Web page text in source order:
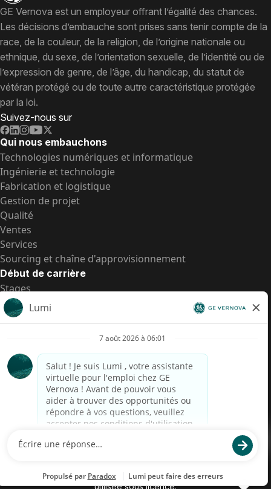
GE Vernova est un employeur offrant l’égalité des chances.
Les décisions d’embauche sont prises sans tenir compte de la
race, de la couleur, de la religion, de l’origine nationale ou
ethnique, du sexe, de l’orientation sexuelle, de l’identité ou de
l’expression de genre, de l’âge, du handicap, du statut de
vétéran protégé ou de toute autre caractéristique protégée
par la loi.
Suivez-nous sur
Qui nous embauchons
Technologies numériques et informatique
Ingénierie et technologie
Fabrication et logistique
Gestion de projet
Qualité
Ventes
Services
Sourcing et chaîne d'approvisionnement
Début de carrière
Stages
Postes de d’entrée
Toutes les opportunités
Avis de confidentialité de candidat
Alerte fraude
Transparence salariale au Brésil (Relatório de
Transparência Salarial)
Nous contacter
GE est une marque déposée de General Electric Company et est
utilisée sous licence.